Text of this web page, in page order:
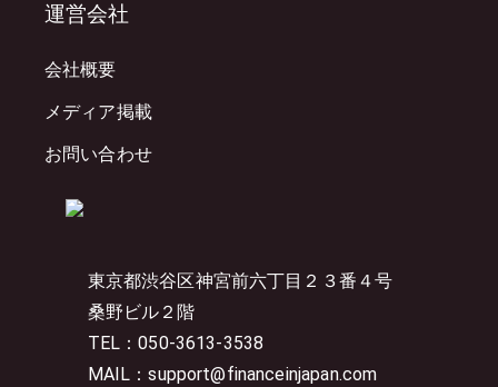
東京都渋谷区神宮前六丁目２３番４号
桑野ビル２階
TEL：050-3613-3538
MAIL：support@financeinjapan.com
運営会社
会社概要
メディア掲載
お問い合わせ